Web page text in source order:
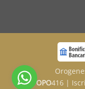
OPO416 |